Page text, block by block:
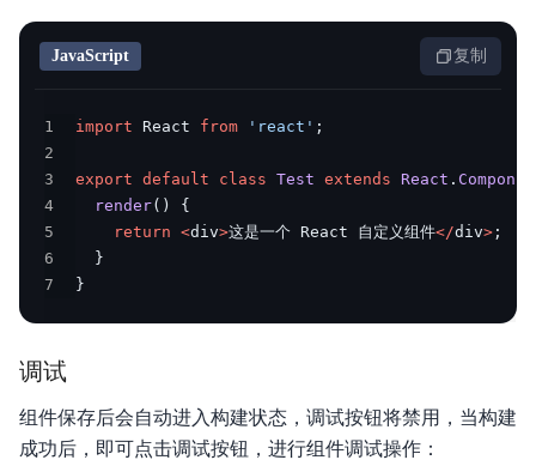
JavaScript 复制
1 import React from 'react' ;
2
3
export default class Test extends React .
4
render( )
{
5
return <div>这是一个 React 自定义组件</div> ;
6
}
7
}
调试
组件保存后会自动进入构建状态，调试按钮将禁用，当构建
成功后，即可点击调试按钮，进行组件调试操作：